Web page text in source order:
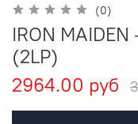
(0)
IRON MAIDEN
(2LP)
2964.00 руб